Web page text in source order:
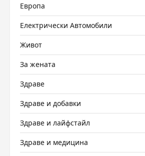
Европа
Електрически Автомобили
Живот
За жената
Здраве
Здраве и добавки
Здраве и лайфстайл
Здраве и медицина